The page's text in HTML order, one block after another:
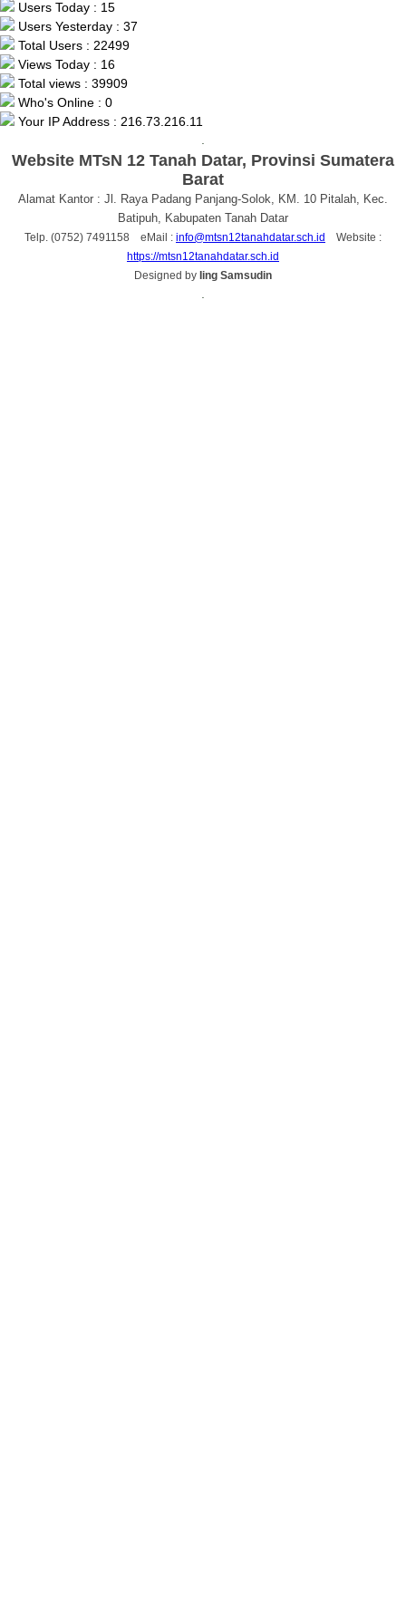
Users Today : 15
Users Yesterday : 37
Total Users : 22499
Views Today : 16
Total views : 39909
Who's Online : 0
Your IP Address : 216.73.216.11
Website MTsN 12 Tanah Datar, Provinsi Sumatera
Barat
Alamat Kantor : Jl. Raya Padang Panjang-Solok, KM. 10 Pitalah, Kec.
Batipuh, Kabupaten Tanah Datar
Telp. (0752) 7491158 eMail : info@mtsn12tanahdatar.sch.id
Website :
https://mtsn12tanahdatar.sch.id
Designed by Iing Samsudin